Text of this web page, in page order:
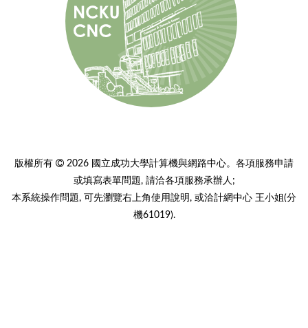
版權所有
2026 國立成功大學計算機與網路中心。各項服務申請
或填寫表單問題, 請洽各項服務承辦人;
本系統操作問題, 可先瀏覽右上角使用說明, 或洽計網中心 王小姐(分
機61019).